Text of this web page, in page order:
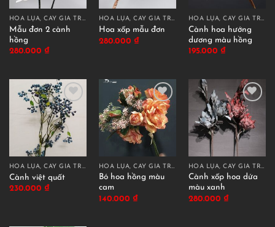
HOA LỤA, CÂY GIẢ TRANG TRÍ CAO CẤP
Mẫu đơn 2 cành
hồng
280.000 ₫
HOA LỤA, CÂY GIẢ TRANG TRÍ CAO CẤP
Hoa xốp mẫu đơn
280.000 ₫
HOA LỤA, CÂY GIẢ TRANG TRÍ CAO CẤP
Cành hoa hướng
dương màu hồng
195.000 ₫
HOA LỤA, CÂY GIẢ TRANG TRÍ CAO CẤP
Cành việt quất
230.000 ₫
HOA LỤA, CÂY GIẢ TRANG TRÍ CAO CẤP
Bó hoa hồng màu
cam
140.000 ₫
HOA LỤA, CÂY GIẢ TRANG TRÍ CAO CẤP
Cành xốp hoa dứa
màu xanh
280.000 ₫